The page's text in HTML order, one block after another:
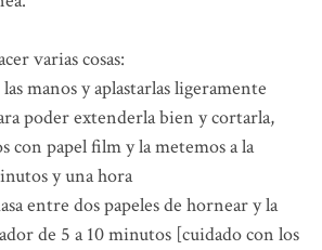
varias cosas:
manos y aplastarlas ligeramente
poder extenderla bien y cortarla,
con papel film y la metemos a la
y una hora
entre dos papeles de hornear y la
de 5 a 10 minutos [cuidado con los